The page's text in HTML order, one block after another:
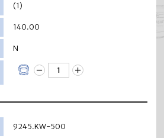
(1)
140.00
N
9245.KW-500